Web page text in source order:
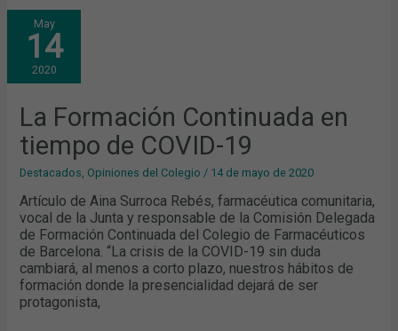
May
14
2020
La Formación Continuada en
tiempo de COVID-19
Destacados, Opiniones del Colegio / 14 de mayo de 2020
Artículo de Aina Surroca Rebés, farmacéutica comunitaria,
vocal de la Junta y responsable de la Comisión Delegada
de Formación Continuada del Colegio de Farmacéuticos
de Barcelona. “La crisis de la COVID-19 sin duda
cambiará, al menos a corto plazo, nuestros hábitos de
formación donde la presencialidad dejará de ser
protagonista,
LA
FORMACIÓN
CONTINUADA
EN
TIEMPO
DE
COVID-